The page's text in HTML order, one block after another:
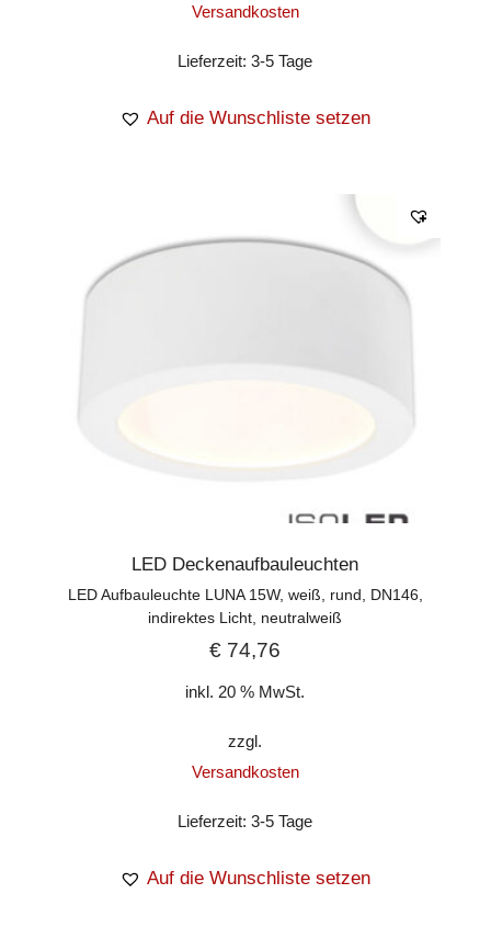
Versandkosten
Lieferzeit:3-5 Tage
Auf die Wunschliste setzen
LED Deckenaufbauleuchten
LED Aufbauleuchte LUNA 15W, weiß, rund, DN146,
indirektes Licht, neutralweiß
€ 74,76
inkl. 20 % MwSt.
zzgl.
Versandkosten
Lieferzeit:3-5 Tage
Auf die Wunschliste setzen